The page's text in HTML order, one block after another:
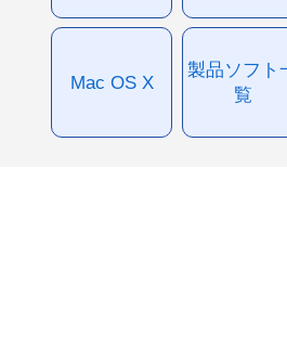
Mac OS X
製品ソフト
覧